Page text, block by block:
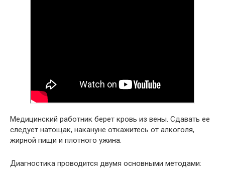
Медицинский работник берет кровь из вены. Сдавать ее
следует натощак, накануне откажитесь от алкоголя,
жирной пищи и плотного ужина.
Диагностика проводится двумя основными методами: